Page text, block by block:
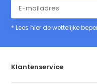
* Lees hier de wettelijke
Klantenservice